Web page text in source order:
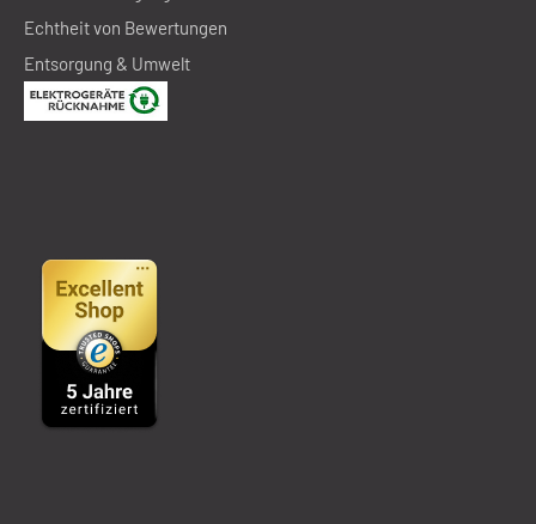
Echtheit von Bewertungen
Entsorgung & Umwelt